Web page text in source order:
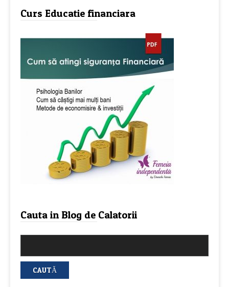
Curs Educatie financiara
Cauta in Blog de Calatorii